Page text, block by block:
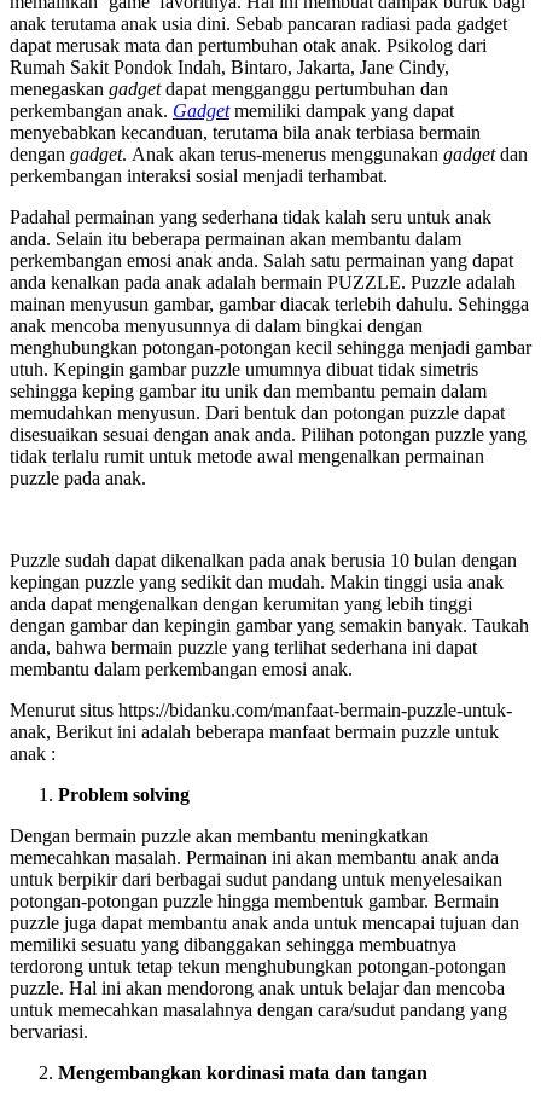
anak terutama anak usia dini. Sebab pancaran radiasi pada gadget
dapat merusak mata dan pertumbuhan otak anak. Psikolog dari
Rumah Sakit Pondok Indah, Bintaro, Jakarta, Jane Cindy,
menegaskan gadgetdapat mengganggu pertumbuhan dan
perkembangan anak. Gadget memiliki dampak yang dapat
menyebabkan kecanduan, terutama bila anak terbiasa bermain
dengan gadget. Anak akan terus-menerus menggunakan gadgetdan
perkembangan interaksi sosial menjadi terhambat.
Padahal permainan yang sederhana tidak kalah seru untuk anak
anda. Selain itu beberapa permainan akan membantu dalam
perkembangan emosi anak anda. Salah satu permainan yang dapat
anda kenalkan pada anak adalah bermain PUZZLE. Puzzle adalah
mainan menyusun gambar, gambar diacak terlebih dahulu. Sehingga
anak mencoba menyusunnya di dalam bingkai dengan
menghubungkan potongan-potongan kecil sehingga menjadi gambar
utuh. Kepingin gambar puzzle umumnya dibuat tidak simetris
sehingga keping gambar itu unik dan membantu pemain dalam
memudahkan menyusun. Dari bentuk dan potongan puzzle dapat
disesuaikan sesuai dengan anak anda. Pilihan potongan puzzle yang
tidak terlalu rumit untuk metode awal mengenalkan permainan
puzzle pada anak.
Puzzle sudah dapat dikenalkan pada anak berusia 10 bulan dengan
kepingan puzzle yang sedikit dan mudah. Makin tinggi usia anak
anda dapat mengenalkan dengan kerumitan yang lebih tinggi
dengan gambar dan kepingin gambar yang semakin banyak. Taukah
anda, bahwa bermain puzzle yang terlihat sederhana ini dapat
membantu dalam perkembangan emosi anak.
Menurut situs https://bidanku.com/manfaat-bermain-puzzle-untuk-
anak, Berikut ini adalah beberapa manfaat bermain puzzle untuk
anak :
Problem solving
Dengan bermain puzzle akan membantu meningkatkan
memecahkan masalah. Permainan ini akan membantu anak anda
untuk berpikir dari berbagai sudut pandang untuk menyelesaikan
potongan-potongan puzzle hingga membentuk gambar. Bermain
puzzle juga dapat membantu anak anda untuk mencapai tujuan dan
memiliki sesuatu yang dibanggakan sehingga membuatnya
terdorong untuk tetap tekun menghubungkan potongan-potongan
puzzle. Hal ini akan mendorong anak untuk belajar dan mencoba
untuk memecahkan masalahnya dengan cara/sudut pandang yang
bervariasi.
Mengembangkan kordinasi mata dan tangan